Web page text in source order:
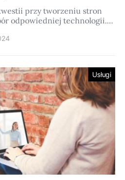
przy tworzeniu stron
odpowiedniej technologii.…
Usługi